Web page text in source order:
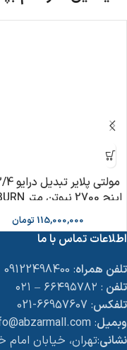
اینچ 2700 نیوتن متر HEZBURN
115,000,000 تومان
اطلاعات تماس با ما
تلفن همراه: 09122498400
تلفن : ۶۶۴۹۵۷۸۲ – ۰۲۱
تلفکس: 66957607-021
وبمیل: info@abzarmall.com
نشانی:تهران، خیابان امام